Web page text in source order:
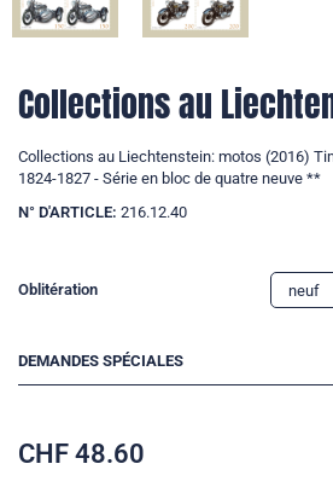
Collections au
Collections au Liechtenstein: motos (2016)
1824-1827 - Série en bloc de quatre neuve **
N° D'ARTICLE: 216.12.40
Oblitération
DEMANDES SPÉCIALES
CHF 48.60